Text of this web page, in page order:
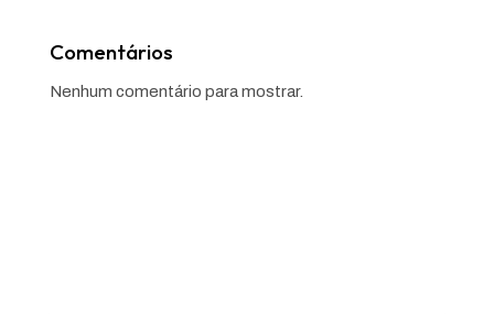
Comentários
Nenhum comentário para mostrar.